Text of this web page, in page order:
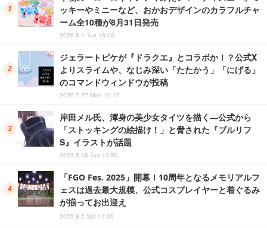
ッキーやミニーなど、おかおデザインのカラフルチャ
ーム全10種が8月31日発売
2026.8.4 Tue 16:00
ジェラートピケが『ドラクエ』とコラボか！？公式X
よりスライムや、なじみ深い「たたかう」「にげる」
のコマンドウィンドウが投稿
2026.7.27 Mon 10:15
岸田メル氏、渾身の美少女タイツを描く―公式から
「ストッキングの絵描け！」と脅された『ブルリフ
S』イラストが話題
2023.5.16 Tue 13:50
「FGO Fes. 2025」開幕！10周年となるメモリアルフ
ェスは過去最大規模、公式コスプレイヤーと着ぐるみ
が揃ってお出迎え
2025.8.2 Sat 11:35